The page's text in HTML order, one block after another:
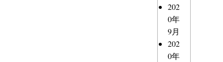
202
0年
9月
202
0年